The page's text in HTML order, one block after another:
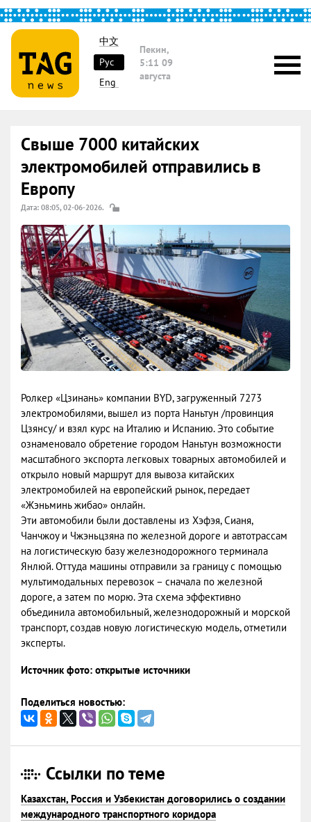
中文
Рус
Eng
Пекин,
5:11 09
августа
Свыше 7000 китайских
электромобилей отправились в
Европу
Дата: 08:05, 02-06-2026.
Ролкер «Цзинань» компании BYD, загруженный 7273
электромобилями, вышел из порта Наньтун /провинция
Цзянсу/ и взял курс на Италию и Испанию. Это событие
ознаменовало обретение городом Наньтун возможности
масштабного экспорта легковых товарных автомобилей и
открыло новый маршрут для вывоза китайских
электромобилей на европейский рынок, передает
«Жэньминь жибао» онлайн.
Эти автомобили были доставлены из Хэфэя, Сианя,
Чанчжоу и Чжэньцзяна по железной дороге и автотрассам
на логистическую базу железнодорожного терминала
Янлюй. Оттуда машины отправили за границу с помощью
мультимодальных перевозок – сначала по железной
дороге, а затем по морю. Эта схема эффективно
объединила автомобильный, железнодорожный и морской
транспорт, создав новую логистическую модель, отметили
эксперты.
Источник фото: открытые источники
Поделиться новостью:
Ссылки по теме
Казахстан, Россия и Узбекистан договорились о создании
международного транспортного коридора